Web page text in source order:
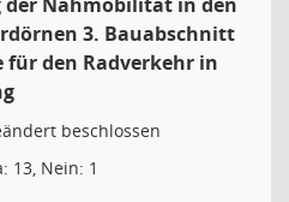
3. Bauabschnitt
für den Radverkehr in
beschlossen
13, Nein: 1